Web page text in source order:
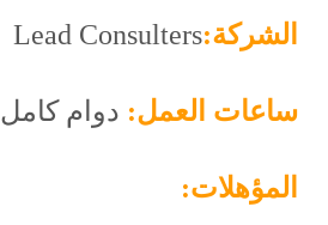
الشركة:Lead Consulters
ساعات العمل: دوام كامل
المؤهلات: